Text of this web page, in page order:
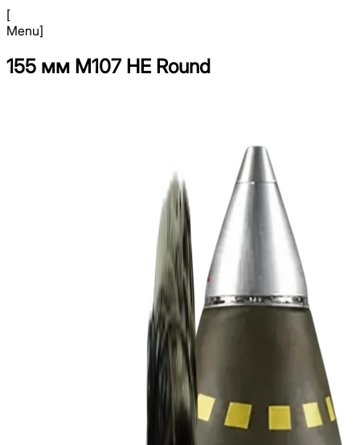
[
Menu]
155 мм M107 HE Round